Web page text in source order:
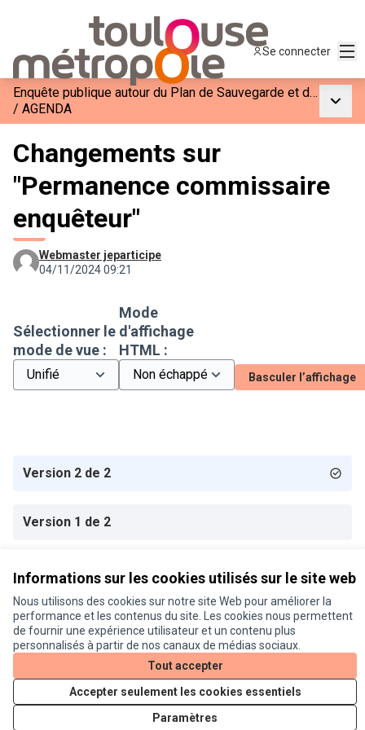
Informations sur les cookies utilisés sur le site web
Nous utilisons des cookies sur notre site Web pour améliorer la
performance et les contenus du site. Les cookies nous permettent
de fournir une expérience utilisateur et un contenu plus
personnalisés à partir de nos canaux de médias sociaux.
Tout accepter
Accepter seulement les cookies essentiels
Paramètres
Se connecter
Enquête publique autour du Plan de Sauvegarde et de Mise en Valeur du Site Patrimonial Remarquable
/ AGENDA
Changements sur
"Permanence commissaire
enquêteur"
Webmaster jeparticipe
04/11/2024 09:21
Sélectionner le
mode de vue :
Mode
d'affichage
HTML :
Basculer l’affichage
Version 2 de 2
Version 1 de 2
Conditions d'utilisation
Paramètres des cookies
Je participe ! sur X
(Lien externe)
Je participe ! sur Facebook
(Lien externe)
Je participe ! sur Instagram
(Lien externe)
(Lien externe) logiciel libre Decidim
(Lien externe)
Licence
(Lien